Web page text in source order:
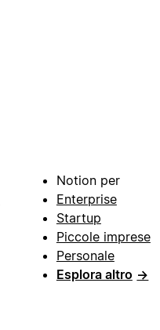
Notion per
Enterprise
Startup
Piccole imprese
Personale
Esplora altro →